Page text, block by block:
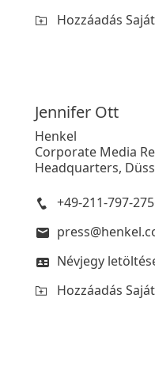
Hozzáadás
Jennifer Ott
Henkel
Corporate Media
Headquarters,
+49-211-797-
Névjegy
Hozzáadás